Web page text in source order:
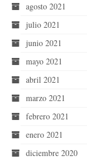
agosto 2021
julio 2021
junio 2021
mayo 2021
abril 2021
marzo 2021
febrero 2021
enero 2021
diciembre 2020